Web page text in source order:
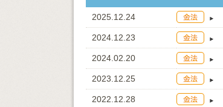
2025.12.24
2024.12.23
2024.02.20
2023.12.25
2022.12.28